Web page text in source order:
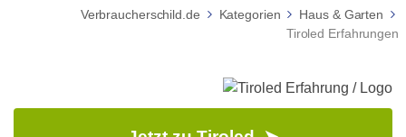
Verbraucherschild.de Kategorien
Haus & Garten
Tiroled Erfahrungen